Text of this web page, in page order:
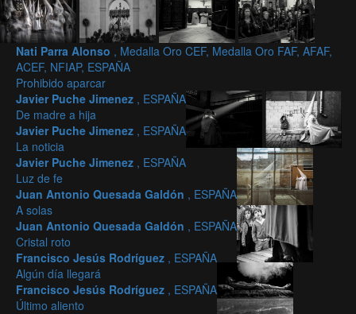
Nati Parra Alonso , Medalla Oro CEF, Medalla Oro FAF, AFAF,
ACEF, NFIAP, ESPAÑA
Prohibido aparcar
Javier Puche Jimenez , ESPAÑA
De madre a hija
Javier Puche Jimenez , ESPAÑA
La noticia
Javier Puche Jimenez , ESPAÑA
Luz de fe
Juan Antonio Quesada Galdón , ESPAÑA
A solas
Juan Antonio Quesada Galdón , ESPAÑA
Cristal roto
Francisco Jesús Rodríguez , ESPAÑA
Algún día llegará
Francisco Jesús Rodríguez , ESPAÑA
Último aliento